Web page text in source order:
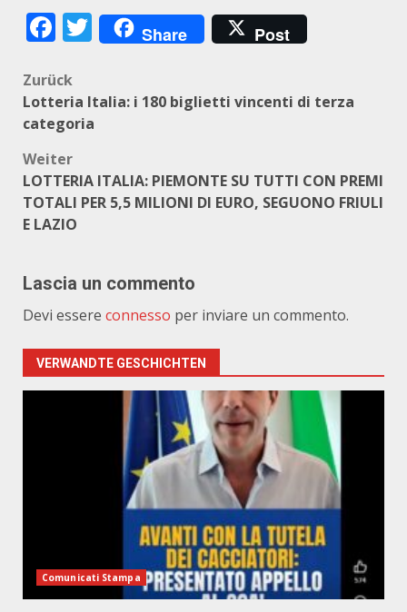
Facebook
Twitter
Share Post
Beitragsnavigation
Zurück
Lotteria Italia: i 180 biglietti vincenti di terza
categoria
Weiter
LOTTERIA ITALIA: PIEMONTE SU TUTTI CON PREMI
TOTALI PER 5,5 MILIONI DI EURO, SEGUONO FRIULI
E LAZIO
Lascia un commento
Devi essere connesso per inviare un commento.
VERWANDTE GESCHICHTEN
Comunicati Stampa